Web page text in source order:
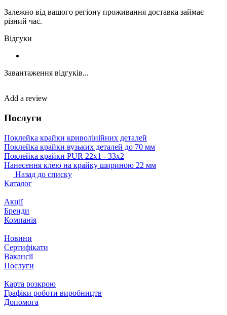
Залежно від вашого регіону проживання доставка займає
різний час.
Відгуки
Завантаження відгуків...
Add a review
Послуги
Поклейка крайки криволінійних деталей
Поклейка крайки вузьких деталей до 70 мм
Поклейка крайки PUR 22х1 ‐ 33х2
Нанесення клею на крайку шириною 22 мм
Назад до списку
Каталог
Акції
Бренди
Компанія
Новини
Сертифікати
Вакансії
Послуги
Карта розкрою
Графіки роботи виробництв
Допомога